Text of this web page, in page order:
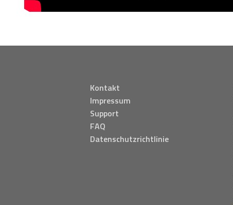
Kontakt
Impressum
Support
FAQ
Datenschutzrichtlinie